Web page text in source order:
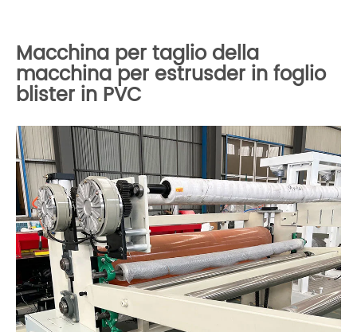
Macchina per taglio della
macchina per estrusder in foglio
blister in PVC